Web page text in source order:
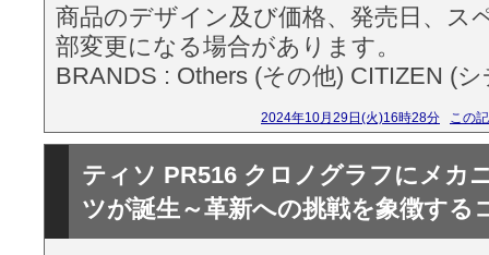
商品のデザイン及び価格、発売日、ス
部変更になる場合があります。
BRANDS : Others (その他) CITIZEN (
2024年10月29日(火)16時28分 この
ティソ PR516 クロノグラフにメカ
ツが誕生～革新への挑戦を象徴する